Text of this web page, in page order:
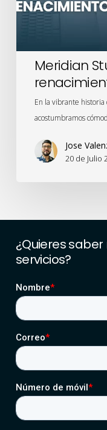
analítica
Meridian
En la vibrante
acostumbramos
Jose
20 de Julio
¿Quieressaber
servicios?